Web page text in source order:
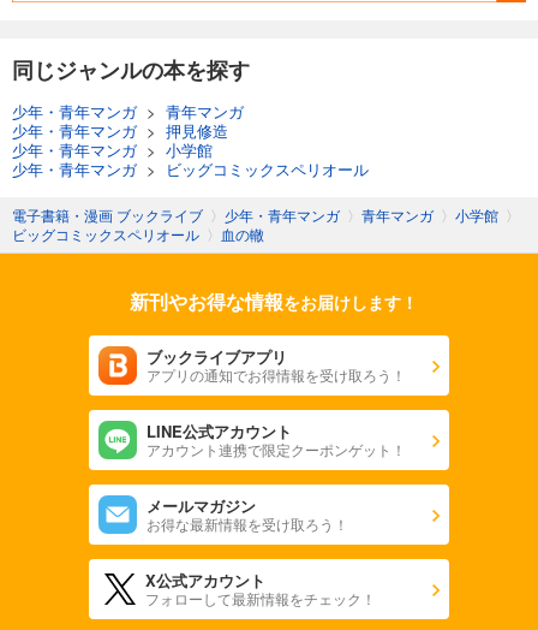
同じジャンルの本を探す
少年・青年マンガ> 青年マンガ
少年・青年マンガ> 押見修造
少年・青年マンガ> 小学館
少年・青年マンガ> ビッグコミックスペリオール
電子書籍・漫画 ブックライブ 〉 少年・青年マンガ 〉 青年マンガ 〉 小学館 〉
ビッグコミックスペリオール 〉 血の轍
新刊やお得な情報をお届けします！
ブックライブアプリ
アプリの通知でお得情報を受け取ろう！
LINE公式アカウント
アカウント連携で限定クーポンゲット！
メールマガジン
お得な最新情報を受け取ろう！
X公式アカウント
フォローして最新情報をチェック！